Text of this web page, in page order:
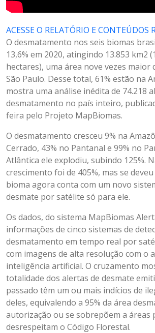
ACESSE O RELATÓRIO E CONTEÚDOS
O desmatamento nos seis biomas
13,6% em 2020, atingindo 13.853 km2
hectares), uma área nove vezes maior
São Paulo. Desse total, 61% estão na
mostra uma análise inédita de 74.218
desmatamento no país inteiro,
feira pelo Projeto MapBiomas.
O desmatamento cresceu 9% na
Cerrado, 43% no Pantanal e 99% no
Atlântica ele explodiu, subindo 125%.
crescimento foi de 405%, mas se
bioma agora conta com um novo
desmate por satélite só para ele.
Os dados, do sistema MapBiomas
informações de cinco sistemas de
desmatamento em tempo real por
com imagens de alta resolução com o
inteligência artificial. O cruzamento
totalidade dos alertas de desmate
passado têm um ou mais indícios de
deles, equivalendo a 95% da área
autorização ou se sobrepõem a áreas
desrespeitam o Código Florestal.